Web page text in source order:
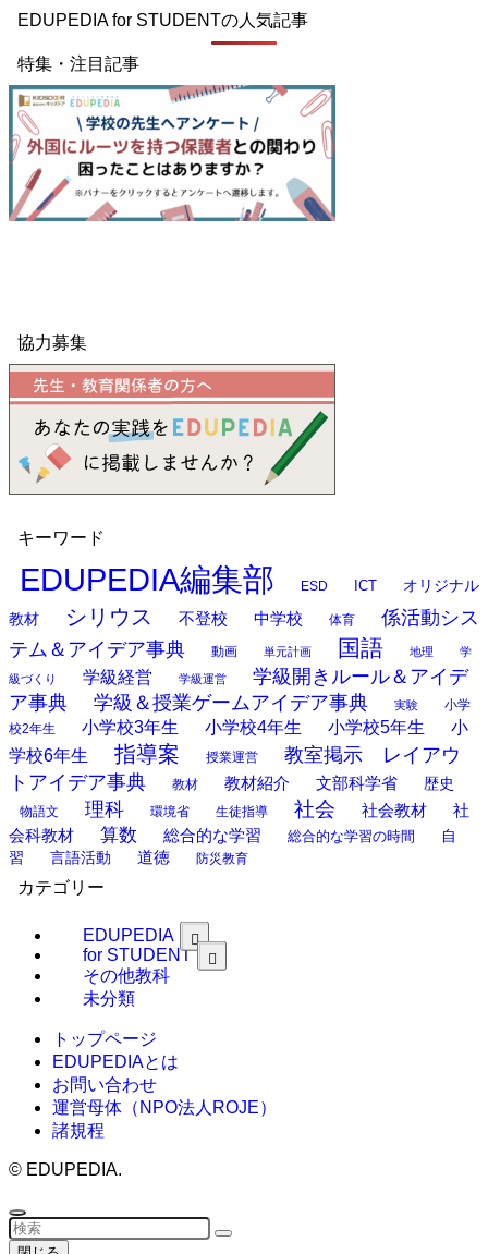
EDUPEDIA for STUDENTの人気記事
特集・注目記事
協力募集
キーワード
EDUPEDIA編集部 ESD ICT
オリジナル
教材
シリウス 不登校 中学校 体育
係活動シス
テム＆アイデア事典
動画 単元計画 国語 地理 学
級づくり 学級経営 学級運営
学級開きルール＆アイデ
ア事典
学級＆授業ゲームアイデア事典 実験
小学
校2年生
小学校3年生 小学校4年生 小学校5年生
小
学校6年生
指導案 授業運営
教室掲示 レイアウ
トアイデア事典
教材 教材紹介 文部科学省 歴史
物語文 理科 環境省 生徒指導 社会 社会教材
社
会科教材
算数 総合的な学習 総合的な学習の時間
自
習
言語活動 道徳 防災教育
カテゴリー
EDUPEDIA
for STUDENT
その他教科
未分類
トップページ
EDUPEDIAとは
お問い合わせ
運営母体（NPO法人ROJE）
諸規程
© EDUPEDIA.